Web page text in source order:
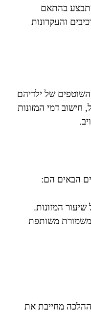
מתבצע בהתאם
והעקרונות
של ילדיהם
חישוב דמי המזונות
הבאים הם:
משותפת
ההלכה מחייבת את